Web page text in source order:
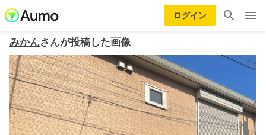
ログイン
みかんさんが投稿した画像